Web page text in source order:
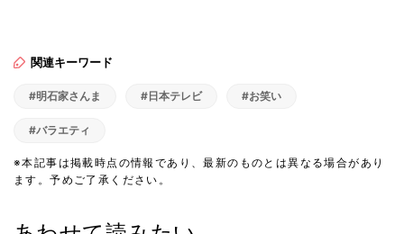
関連キーワード
#明石家さんま #日本テレビ #お笑い
#バラエティ
※本記事は掲載時点の情報であり、最新のものとは異なる場合があり
ます。予めご了承ください。